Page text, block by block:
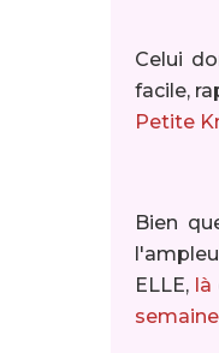
Celui
facile,
Petite
Bien
ELLE, là